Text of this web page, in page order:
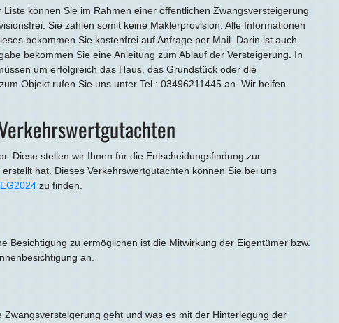
können Sie im Rahmen einer öffentlichen Zwangsversteigerung
Sie zahlen somit keine Maklerprovision. Alle Informationen
bekommen Sie kostenfrei auf Anfrage per Mail. Darin ist auch
bekommen Sie eine Anleitung zum Ablauf der Versteigerung. In
um erfolgreich das Haus, das Grundstück oder die
Objekt rufen Sie uns unter Tel.: 03496211445 an. Wir helfen
Diese stellen wir Ihnen für die Entscheidungsfindung zur
hat. Dieses Verkehrswertgutachten können Sie bei uns
zu finden.
zu ermöglichen ist die Mitwirkung der Eigentümer bzw.
an.
geht und was es mit der Hinterlegung der